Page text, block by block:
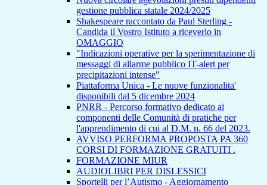
gestione pubblica statale 2024/2025
Shakespeare raccontato da Paul Sterling -
Candida il Vostro Istituto a riceverlo in
OMAGGIO
"Indicazioni operative per la sperimentazione di
messaggi di allarme pubblico IT-alert per
precipitazioni intense"
Piattaforma Unica - Le nuove funzionalita'
disponibili dal 5 dicembre 2024
PNRR - Percorso formativo dedicato ai
componenti delle Comunità di pratiche per
l'apprendimento di cui al D.M. n. 66 del 2023.
AVVISO PERFORMA PROPOSTA PA 360
CORSI DI FORMAZIONE GRATUITI .
FORMAZIONE MIUR
AUDIOLIBRI PER DISLESSICI
Sportelli per l’Autismo - Aggiornamento